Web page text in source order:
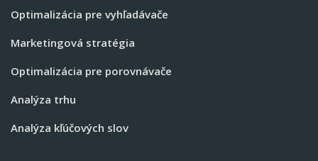
Optimalizácia pre vyhľadávače
Marketingová stratégia
Optimalizácia pre porovnávače
Analýza trhu
Analýza kľúčových slov